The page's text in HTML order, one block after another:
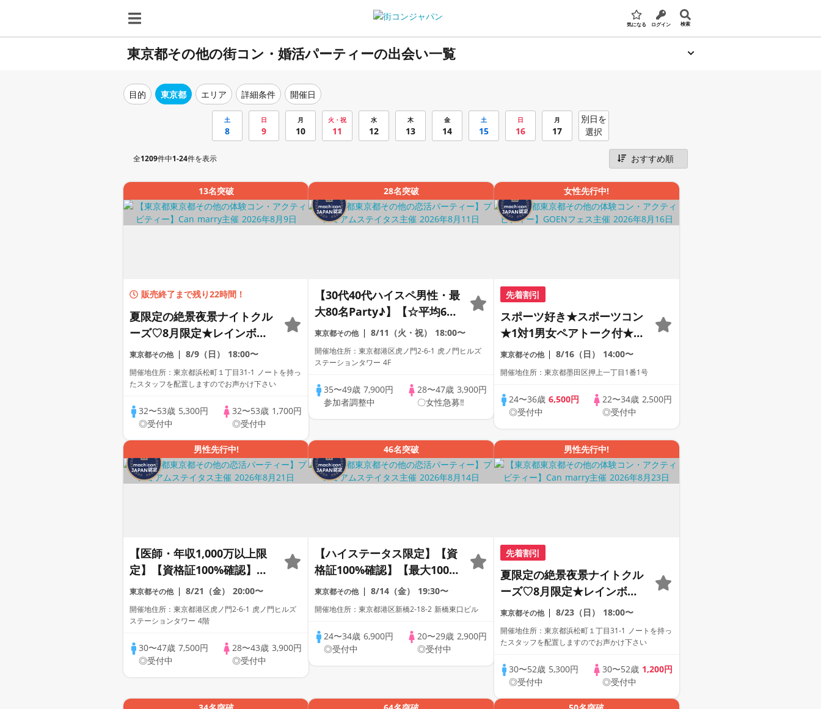
気になる ログイン 検索
東京都その他の街コン・婚活パーティーの出会い一覧
目的 東京都 エリア 詳細条件 開催日
土
8
日
9
月
10
火・祝
11
水
12
木
13
金
14
土
15
日
16
月
17
別日を
選択
全1209件中1-24件を表示
13名突破
販売終了まで残り22時間！
夏限定の絶景夜景ナイトクル
ーズ♡8月限定★レインボー
ブリッジを潜る優雅な船の
旅！水上バスクルージング！
絶景と海風おさんぽ散策街コ
東京都その他 8/9（日） 18:00〜
開催地住所：東京都浜松町１丁目31-1 ノートを持っ
たスタッフを配置しますのでお声かけ下さい
32〜53歳 5,300円
◎受付中
32〜53歳 1,700円
◎受付中
28名突破
【30代40代ハイスペ男性・最
大80名Party♪】【☆平均60
名以上参加☆】【デザート付
きビュッフェ】【資格証
100%確認】【累計110万人突
東京都その他 8/11（火・祝） 18:00〜
開催地住所：東京都港区虎ノ門2-6-1 虎ノ門ヒルズ
ステーションタワー 4F
35〜49歳 7,900円
参加者調整中
28〜47歳 3,900円
〇女性急募‼
女性先行中!
先着割引
スポーツ好き★スポーツコン
★1対1男女ペアトーク付★テ
ニスのようなパデルで恋活♡
東京都その他 8/16（日） 14:00〜
開催地住所：東京都墨田区押上一丁目1番1号
24〜36歳 6,500円
◎受付中
22〜34歳2,500円
◎受付中
男性先行中!
【医師・年収1,000万以上限
定】【資格証100%確認】
【一人参加中心】【フリード
リンク】【累計110万人動
員】プレミアムステイタス
東京都その他 8/21（金） 20:00〜
開催地住所：東京都港区虎ノ門2-6-1 虎ノ門ヒルズ
ステーションタワー 4階
30〜47歳 7,500円
◎受付中
28〜43歳 3,900円
◎受付中
46名突破
【ハイステータス限定】【資
格証100%確認】【最大100
名】【アルコール飲み放題】
【累計110万人動員】プレミ
東京都その他 8/14（金） 19:30〜
開催地住所：東京都港区新橋2-18-2 新橋東口ビル
24〜34歳 6,900円
◎受付中
20〜29歳 2,900円
◎受付中
男性先行中!
先着割引
夏限定の絶景夜景ナイトクル
ーズ♡8月限定★レインボー
ブリッジを潜る優雅な船の
旅！水上バスクルージング！
絶景と海風おさんぽ散策街コ
東京都その他 8/23（日） 18:00〜
開催地住所：東京都浜松町１丁目31-1 ノートを持っ
たスタッフを配置しますのでお声かけ下さい
30〜52歳 5,300円
◎受付中
30〜52歳 1,200円
◎受付中